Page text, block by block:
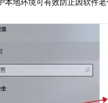
本地环境可有效防止因软件